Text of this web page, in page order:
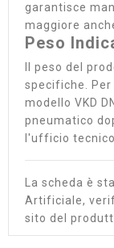
garantisce
maggiore
Peso
Il peso del
specifiche.
modello VKD
pneumatico
l'ufficio tecnico.
La scheda è
Artificiale,
sito del